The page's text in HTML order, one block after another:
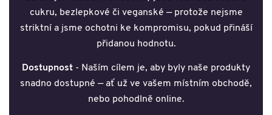
cukru, bezlepkové či veganské — protože nejsme
striktní a jsme ochotni ke kompromisu, pokud přináší
přidanou hodnotu.
Dostupnost - Naším cílem je, aby byly naše produkty
snadno dostupné — ať už ve vašem místním obchodě,
nebo pohodlně online.